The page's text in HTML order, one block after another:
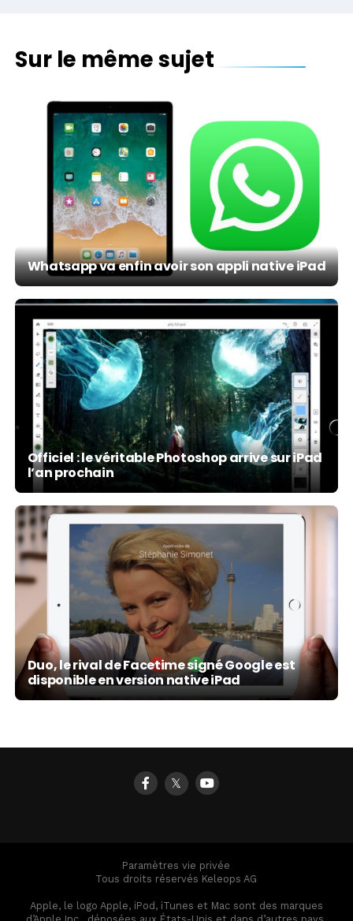
Sur le même sujet
Whatsapp va enfin avoir son appli native iPad
Officiel : le véritable Photoshop arrive sur iPad
l’an prochain
Duo, le rival de Facetime signé Google est
disponible en version native iPad
𝕏
Paramètres vie privée
Tous droits réservés Keleops AG
Apple, le logo Apple, iPod, iTunes et Mac sont des marques